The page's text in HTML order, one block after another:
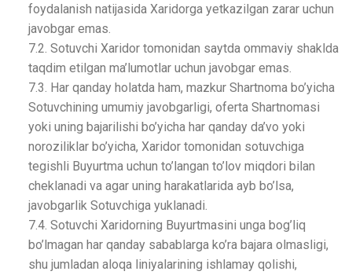
foydalanish natijasida Xaridorga yetkazilgan zarar uchun
javobgar emas.
7.2. Sotuvchi Xaridor tomonidan saytda ommaviy shaklda
taqdim etilgan ma’lumotlar uchun javobgar emas.
7.3. Har qanday holatda ham, mazkur Shartnoma bo’yicha
Sotuvchining umumiy javobgarligi, oferta Shartnomasi
yoki uning bajarilishi bo’yicha har qanday da’vo yoki
noroziliklar bo’yicha, Xaridor tomonidan sotuvchiga
tegishli Buyurtma uchun to’langan to’lov miqdori bilan
cheklanadi va agar uning harakatlarida ayb bo’lsa,
javobgarlik Sotuvchiga yuklanadi.
7.4. Sotuvchi Xaridorning Buyurtmasini unga bog’liq
bo’lmagan har qanday sabablarga ko’ra bajara olmasligi,
shu jumladan aloqa liniyalarining ishlamay qolishi,